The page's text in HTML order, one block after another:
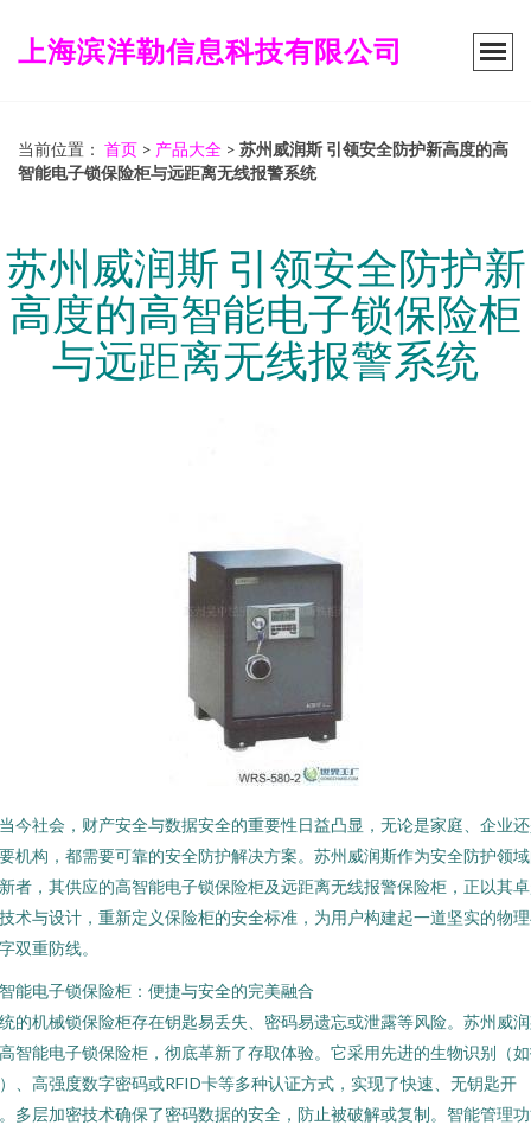
上海滨洋勒信息科技有限公司
当前位置： 首页 > 产品大全 > 苏州威润斯 引领安全防护新高度的高
智能电子锁保险柜与远距离无线报警系统
苏州威润斯 引领安全防护新
高度的高智能电子锁保险柜
与远距离无线报警系统
今社会，财产安全与数据安全的重要性日益凸显，无论是家庭、企业
机构，都需要可靠的安全防护解决方案。苏州威润斯作为安全防护领
者，其供应的高智能电子锁保险柜及远距离无线报警保险柜，正以其
术与设计，重新定义保险柜的安全标准，为用户构建起一道坚实的物
双重防线。
能电子锁保险柜：便捷与安全的完美融合
的机械锁保险柜存在钥匙易丢失、密码易遗忘或泄露等风险。苏州威
智能电子锁保险柜，彻底革新了存取体验。它采用先进的生物识别（
、高强度数字密码或RFID卡等多种认证方式，实现了快速、无钥匙开
多层加密技术确保了密码数据的安全，防止被破解或复制。智能管理